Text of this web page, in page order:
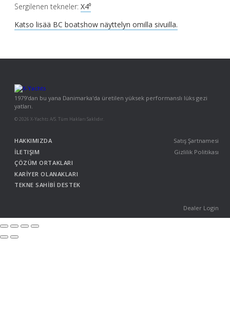
Sergilenen tekneler: X4⁰
Katso lisää BC boatshow näyttelyn omilla sivuilla.
1979'dan bu yana Danimarka'da üretilen yüksek performanslı lüks gezi
yatları.
© 2026 X-Yachts A/S. Tüm Hakları Saklıdır.
HAKKIMIZDA
İLETIŞIM
ÇÖZÜM ORTAKLARI
KARİYER OLANAKLARI
TEKNE SAHİBİ DESTEK
Dealer Login
Satış Şartnamesi
Gizlilik Politikası